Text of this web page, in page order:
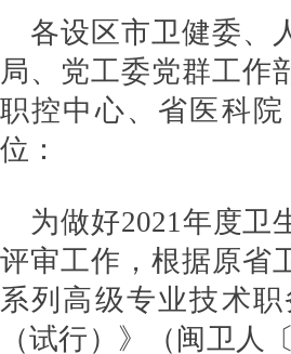
各设区市卫健委、
局、党工委党群工作
职控中心、省医科
位：
为做好2021年度卫
评审工作，根据原省
系列高级专业技术
（试行）》（闽卫人